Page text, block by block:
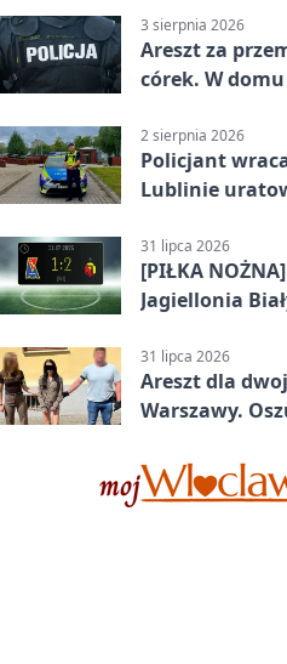
3 sierpnia 2026
Areszt za
córek. W
2 sierpnia 2026
Policjant
Lublinie
31 lipca 2026
[PIŁKA
Jagiellonia
zabrał
31 lipca 2026
Areszt dla
Warszawy.